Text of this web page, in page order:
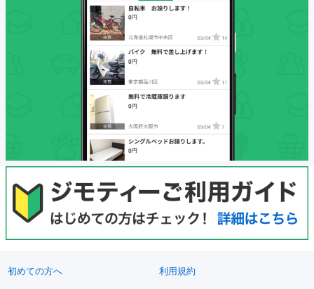
初めての方へ 利用規約